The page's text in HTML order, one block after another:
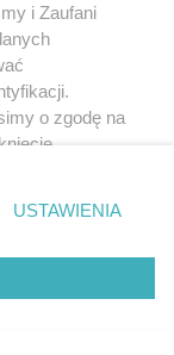
i Zaufani
o zgodę na
prywatności
zgody
takiemu
tylko
USTAWIENIA